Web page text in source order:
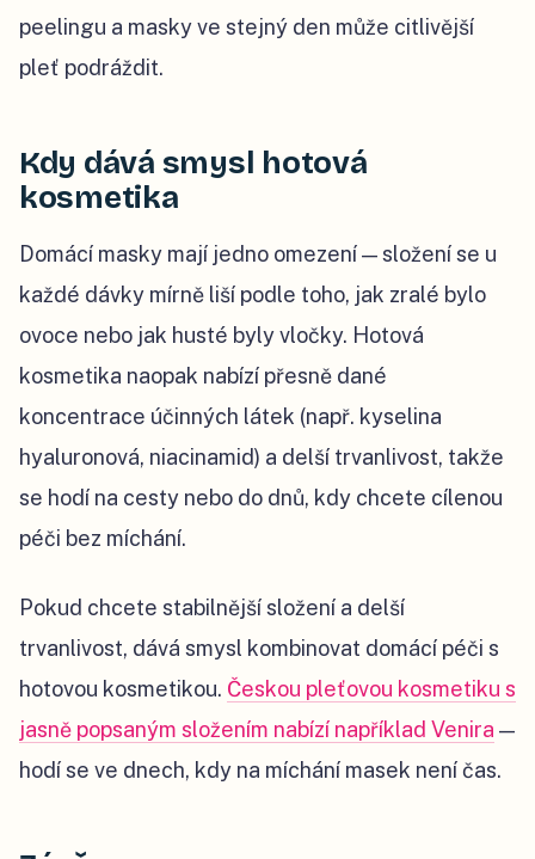
peelingu a masky ve stejný den může citlivější
pleť podráždit.
Kdy dává smysl hotová
kosmetika
Domácí masky mají jedno omezení — složení se u
každé dávky mírně liší podle toho, jak zralé bylo
ovoce nebo jak husté byly vločky. Hotová
kosmetika naopak nabízí přesně dané
koncentrace účinných látek (např. kyselina
hyaluronová, niacinamid) a delší trvanlivost, takže
se hodí na cesty nebo do dnů, kdy chcete cílenou
péči bez míchání.
Pokud chcete stabilnější složení a delší
trvanlivost, dává smysl kombinovat domácí péči s
hotovou kosmetikou. Českou pleťovou kosmetiku s
jasně popsaným složením nabízí například Venira —
hodí se ve dnech, kdy na míchání masek není čas.